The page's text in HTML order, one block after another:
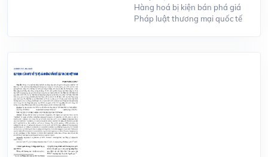
Hàng hoá bị kiện bán phá giá
Pháp luật thương mại quốc tế